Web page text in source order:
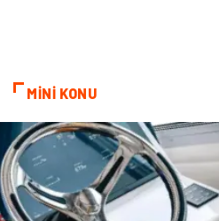
Bitkisel Ürünler
Spor Malzemeleri
MİNİ KONU